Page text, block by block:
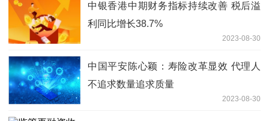
中银香港中期财务指标持续改善 税后溢
利同比增长38.7%
2023-08-30
中国平安陈心颖：寿险改革显效 代理人
不追求数量追求质量
2023-08-30